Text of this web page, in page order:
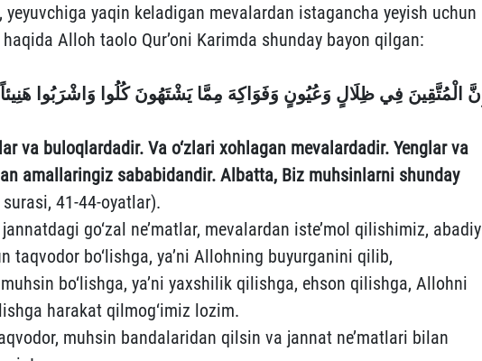
yaqin keladigan mevalardan istagancha yeyish uchun
Alloh taolo Qur’oni Karimda shunday bayon qilgan:
إِنَّ الْمُتَّقِينَ فِي ظِلَالٍ وَعُيُونٍ وَفَوَاكِهَ مِمَّا يَشْتَهُونَ كُلُوا وَاشْرَبُوا
va buloqlardadir. Va o‘zlari xohlagan mevalardadir. Yenglar va
amallaringiz sababidandir. Albatta, Biz muhsinlarni shunday
41-44-oyatlar).
go‘zal ne’matlar, mevalardan iste’mol qilishimiz, abadiy
taqvodor bo‘lishga, ya’ni Allohning buyurganini qilib,
bo‘lishga, ya’ni yaxshilik qilishga, ehson qilishga, Allohni
harakat qilmog‘imiz lozim.
muhsin bandalaridan qilsin va jannat ne’matlari bilan